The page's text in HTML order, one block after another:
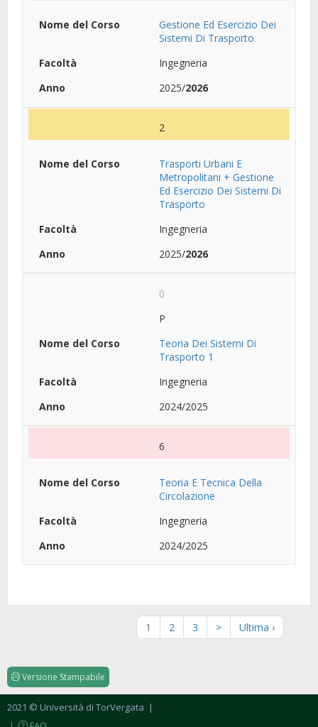
Gestione Ed Esercizio Dei
Sistemi Di Trasporto
Ingegneria
2025/2026
2
Trasporti Urbani E
Metropolitani + Gestione
Ed Esercizio Dei Sistemi Di
Trasporto
Ingegneria
2025/2026
0
P
Teoria Dei Sistemi Di
Trasporto 1
Ingegneria
2024/2025
6
Teoria E Tecnica Della
Circolazione
Ingegneria
2024/2025
1 2 3 > Ultima ›
Versione Stampabile
2021 © Università di TorVergata |